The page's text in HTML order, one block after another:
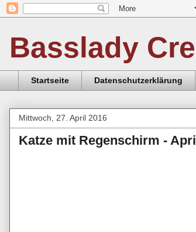
Basslady
Startseite Datenschutzerklärung
Mittwoch, 27. April 2016
Katze mit Regenschirm -